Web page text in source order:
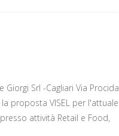
Srl -Cagliari Via Procida
la proposta VISEL per l'attuale
attività Retail e Food,